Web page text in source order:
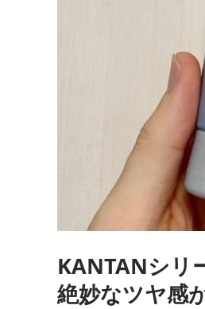
KANTANシリ
絶妙なツヤ感